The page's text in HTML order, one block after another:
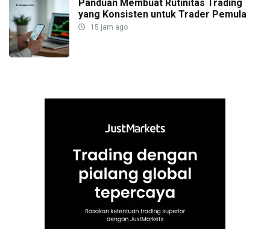
Panduan Membuat Rutinitas Trading
yang Konsisten untuk Trader Pemula
15 jam ago